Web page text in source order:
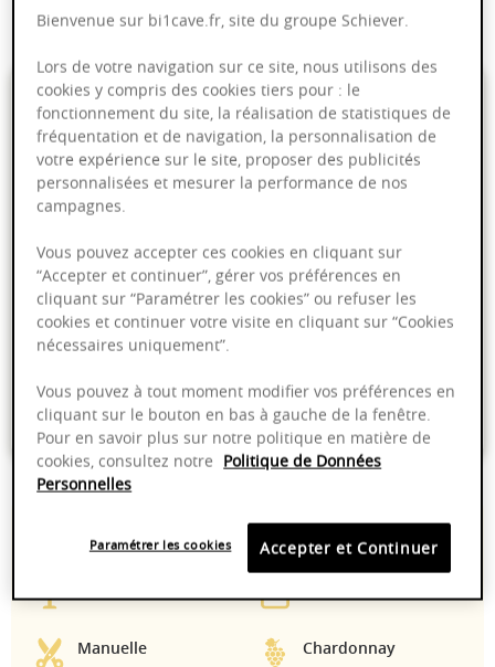
Fruité
39,00 €
75cl - soit 52,00 € / L
Ajouter au panier
Livraison offerte dans nos points de vente
Paiement sécurisé
Fût
Manuelle Chardonnay
Bienvenue sur bi1cave.fr, site du groupe Schiever.
Lors de votre navigation sur ce site, nous utilisons des
cookies y compris des cookies tiers pour : le
fonctionnement du site, la réalisation de statistiques de
fréquentation et de navigation, la personnalisation de
votre expérience sur le site, proposer des publicités
personnalisées et mesurer la performance de nos
campagnes.
Vous pouvez accepter ces cookies en cliquant sur
“Accepter et continuer”, gérer vos préférences en
cliquant sur “Paramétrer les cookies” ou refuser les
cookies et continuer votre visite en cliquant sur “Cookies
nécessaires uniquement”.
Vous pouvez à tout moment modifier vos préférences en
cliquant sur le bouton en bas à gauche de la fenêtre.
Pour en savoir plus sur notre politique en matière de
cookies, consultez notre Politique de Données
Personnelles
Accepter et Continuer
Paramétrer les cookies